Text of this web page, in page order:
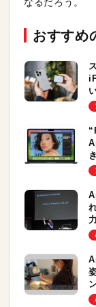
なるだろう。
おすすめ